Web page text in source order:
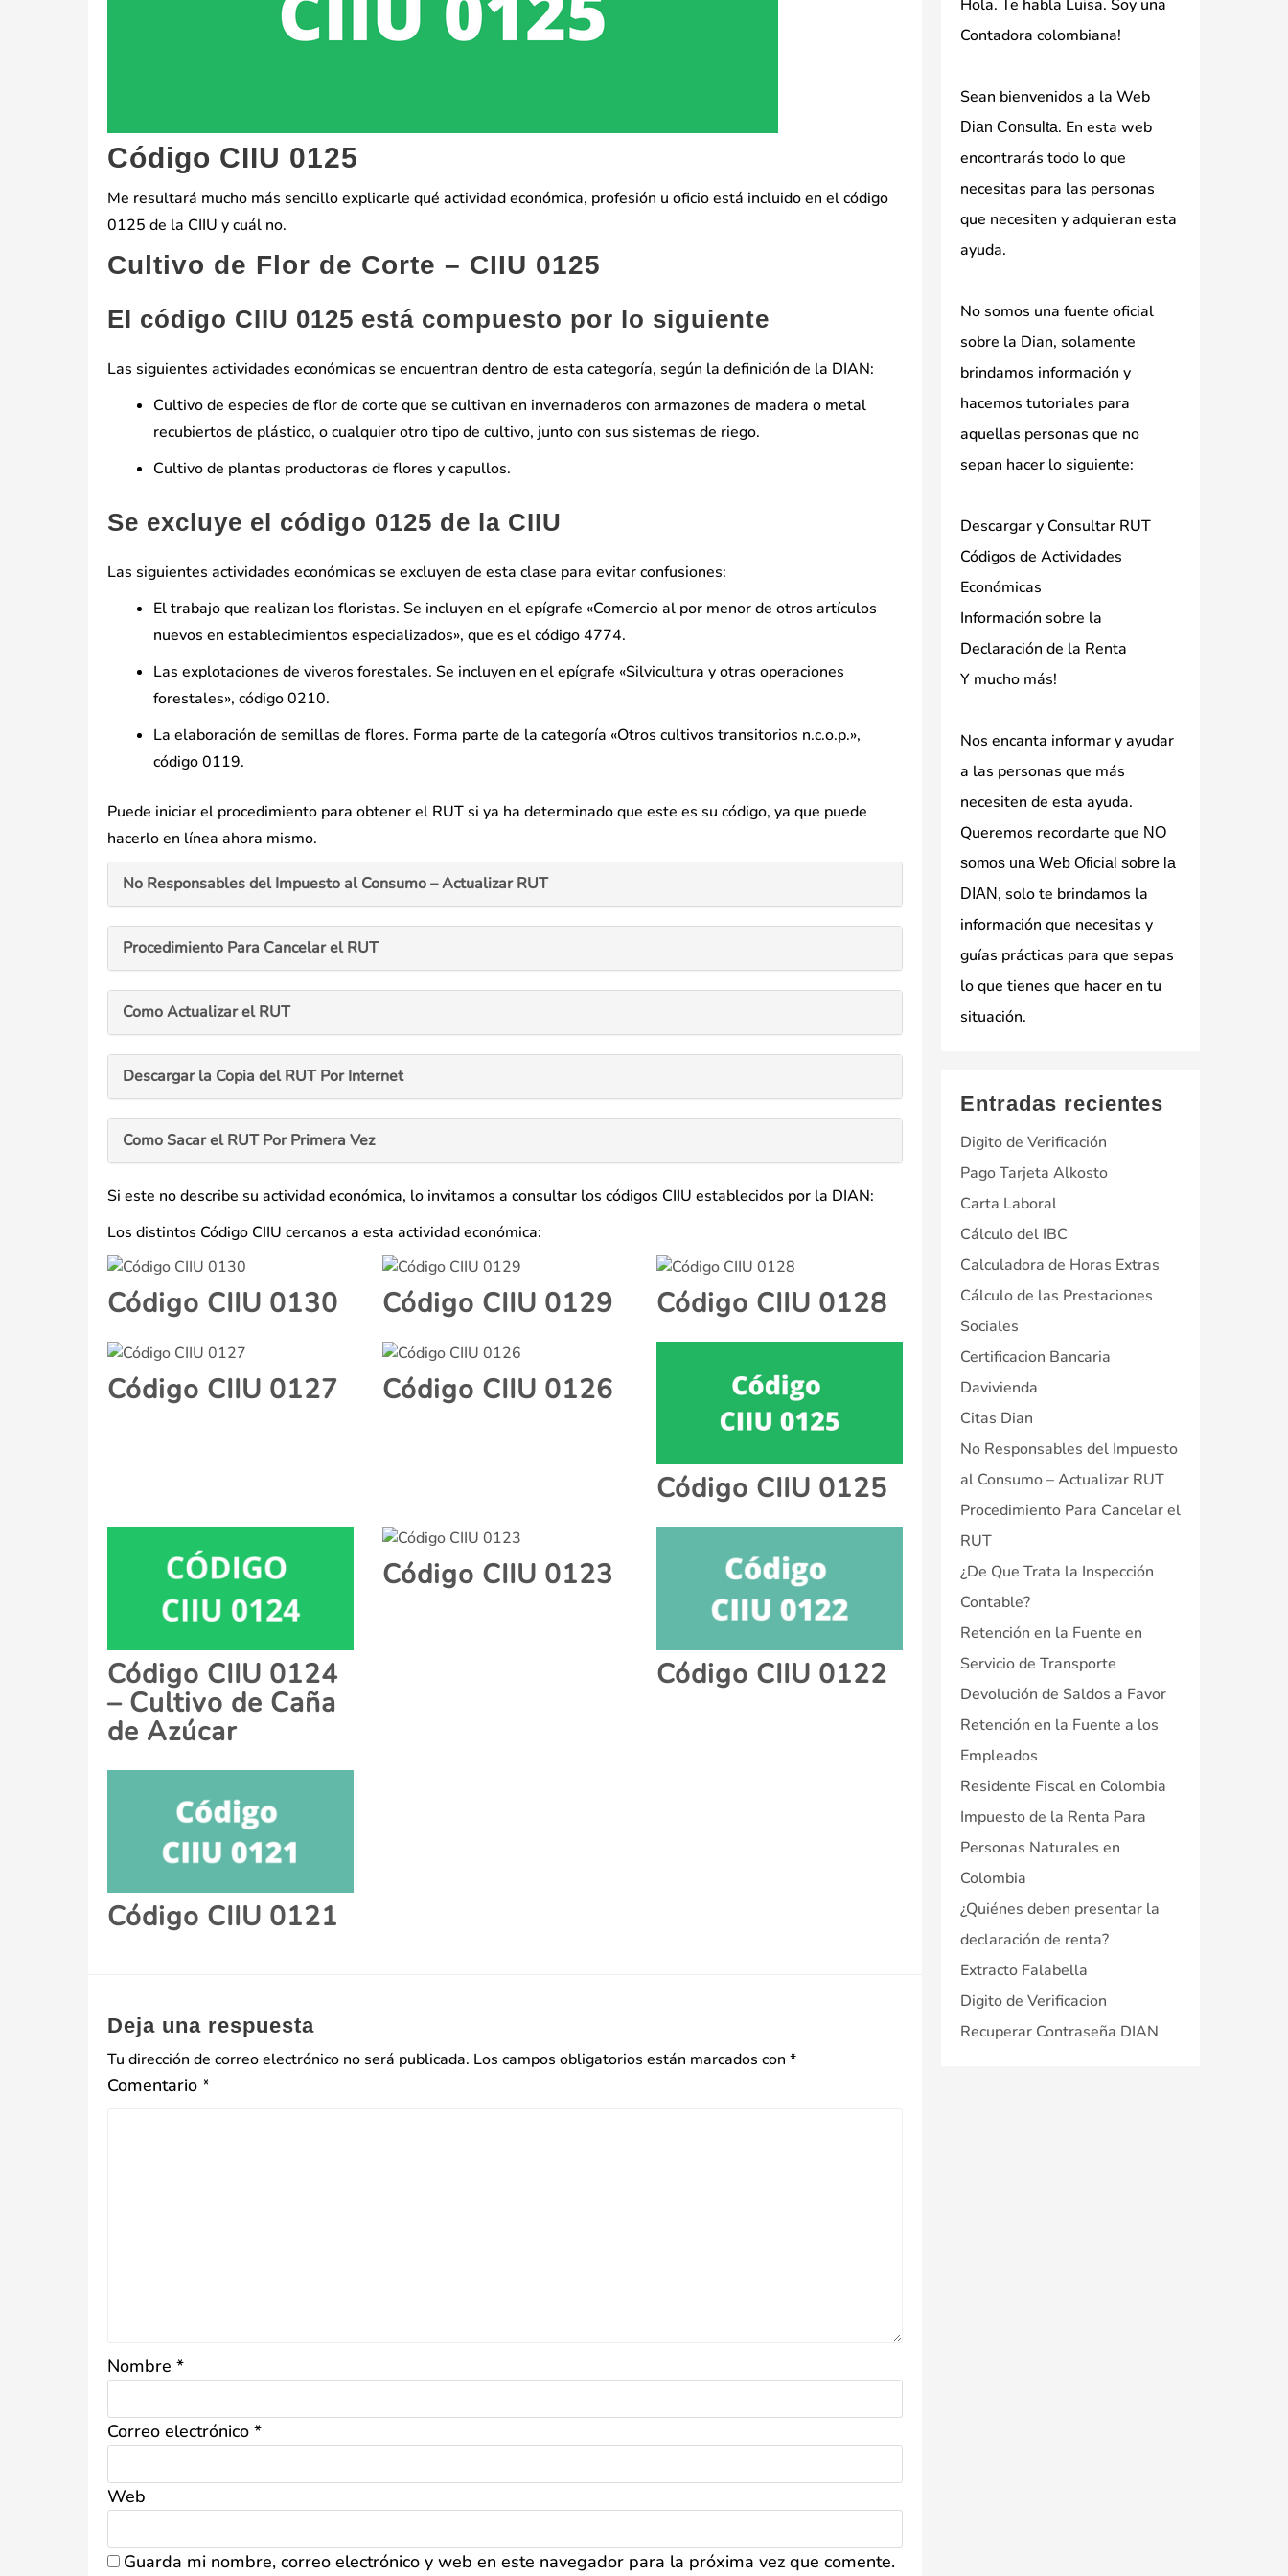
Código CIIU 0125
Me resultará mucho más sencillo explicarle qué actividad económica, profesión u oficio está incluido en el código
0125 de la CIIU y cuál no.
Cultivo de Flor de Corte – CIIU 0125
El código CIIU 0125 está compuesto por lo siguiente
Las siguientes actividades económicas se encuentran dentro de esta categoría, según la definición de la DIAN:
Cultivo de especies de flor de corte que se cultivan en invernaderos con armazones de madera o metal
recubiertos de plástico, o cualquier otro tipo de cultivo, junto con sus sistemas de riego.
Cultivo de plantas productoras de flores y capullos.
Se excluye el código 0125 de la CIIU
Las siguientes actividades económicas se excluyen de esta clase para evitar confusiones:
El trabajo que realizan los floristas. Se incluyen en el epígrafe «Comercio al por menor de otros artículos
nuevos en establecimientos especializados», que es el código 4774.
Las explotaciones de viveros forestales. Se incluyen en el epígrafe «Silvicultura y otras operaciones
forestales», código 0210.
La elaboración de semillas de flores. Forma parte de la categoría «Otros cultivos transitorios n.c.o.p.»,
código 0119.
Puede iniciar el procedimiento para obtener el RUT si ya ha determinado que este es su código, ya que puede
hacerlo en línea ahora mismo.
No Responsables del Impuesto al Consumo – Actualizar RUT
Procedimiento Para Cancelar el RUT
Como Actualizar el RUT
Descargar la Copia del RUT Por Internet
Como Sacar el RUT Por Primera Vez
Si este no describe su actividad económica, lo invitamos a consultar los códigos CIIU establecidos por la DIAN:
Los distintos Código CIIU cercanos a esta actividad económica:
Código CIIU 0130 Código CIIU 0129 Código CIIU 0128
Código CIIU 0127 Código CIIU 0126
Código CIIU 0125
Código CIIU 0124
– Cultivo de Caña
de Azúcar
Código CIIU 0123
Código CIIU 0122
Código CIIU 0121
Deja una respuesta
Tu dirección de correo electrónico no será publicada. Los campos obligatorios están marcados con *
Comentario *
Nombre *
Correo electrónico *
Web
Guarda mi nombre, correo electrónico y web en este navegador para la próxima vez que comente.
Hola. Te habla Luisa. Soy una
Contadora colombiana!
Sean bienvenidos a la Web
Dian Consulta. En esta web
encontrarás todo lo que
necesitas para las personas
que necesiten y adquieran esta
ayuda.
No somos una fuente oficial
sobre la Dian, solamente
brindamos información y
hacemos tutoriales para
aquellas personas que no
sepan hacer lo siguiente:
Descargar y Consultar RUT
Códigos de Actividades
Económicas
Información sobre la
Declaración de la Renta
Y mucho más!
Nos encanta informar y ayudar
a las personas que más
necesiten de esta ayuda.
Queremos recordarte que NO
somos una Web Oficial sobre la
DIAN , solo te brindamos la
información que necesitas y
guías prácticas para que sepas
lo que tienes que hacer en tu
situación.
Entradas recientes
Digito de Verificación
Pago Tarjeta Alkosto
Carta Laboral
Cálculo del IBC
Calculadora de Horas Extras
Cálculo de las Prestaciones
Sociales
Certificacion Bancaria
Davivienda
Citas Dian
No Responsables del Impuesto
al Consumo – Actualizar RUT
Procedimiento Para Cancelar el
RUT
¿De Que Trata la Inspección
Contable?
Retención en la Fuente en
Servicio de Transporte
Devolución de Saldos a Favor
Retención en la Fuente a los
Empleados
Residente Fiscal en Colombia
Impuesto de la Renta Para
Personas Naturales en
Colombia
¿Quiénes deben presentar la
declaración de renta?
Extracto Falabella
Digito de Verificacion
Recuperar Contraseña DIAN